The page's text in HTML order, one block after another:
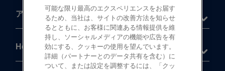
アキュビュー®製品
Help
可能な限り最高のエクスペリエンスをお届す
るため、当社は、サイトの改善方法を知らせ
るとともに、お客様に関連ある情報提供を維
持し、ソーシャルメディアの機能や広告を有
効にする、クッキーの使用を望んでいます。
詳細（パートナーとのデータ共有を含む）に
ついて、または設定を調整するには、「クッ